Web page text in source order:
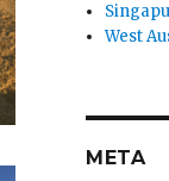
West
META